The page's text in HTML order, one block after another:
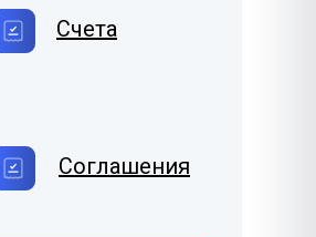
Соглашения
Счета